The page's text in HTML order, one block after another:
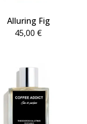
Alluring Fig
45,00 €